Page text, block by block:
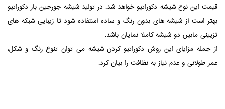
قیمت این نوع شیشه دکوراتیو خواهد شد. در تولید شیشه جورجین بار دکوراتیو
بهتر است از شیشه های بدون رنگ و ساده استفاده شود تا زیبایی شبکه های
تزیینی مابین دو شیشه کاملا نمایان باشد.
از جمله مزایای این روش دکوراتیو کردن شیشه می توان تنوع رنگ و شکل،
عمر طولانی و عدم نیاز به نظافت را بیان کرد.